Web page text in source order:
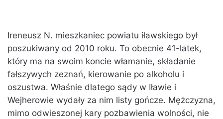
Ireneusz N. mieszkaniec powiatu iławskiego był
poszukiwany od 2010 roku. To obecnie 41-latek,
który ma na swoim koncie włamanie, składanie
fałszywych zeznań, kierowanie po alkoholu i
oszustwa. Właśnie dlatego sądy w Iławie i
Wejherowie wydały za nim listy gończe. Mężczyzna,
mimo odwieszonej kary pozbawienia wolności, nie